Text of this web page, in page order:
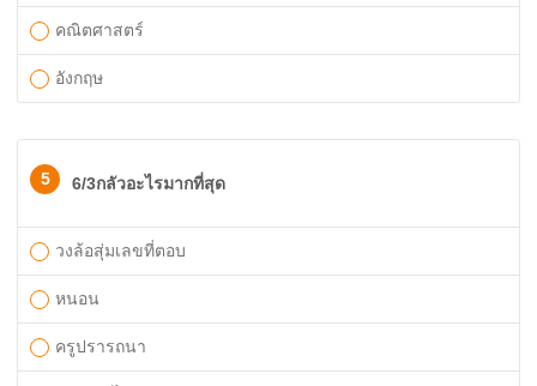
คณิตศาสตร์
อังกฤษ
5 6/3กลัวอะไรมากที่สุด
วงล้อสุ่มเลขที่ตอบ
หนอน
ครูปรารถนา